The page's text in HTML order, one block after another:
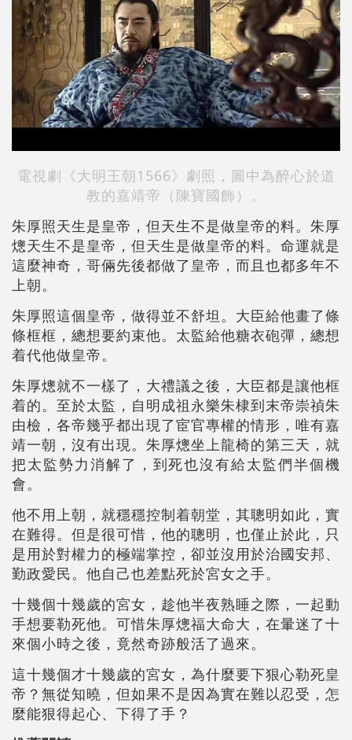
電視劇《大明王朝1566》劇照，圖中為醉心於道
教的嘉靖帝（陳寶國飾）。
朱厚照天生是皇帝，但天生不是做皇帝的料。朱厚
熜天生不是皇帝，但天生是做皇帝的料。命運就是
這麼神奇，哥倆先後都做了皇帝，而且也都多年不
上朝。
朱厚照這個皇帝，做得並不舒坦。大臣給他畫了條
條框框，總想要約束他。太監給他糖衣砲彈，總想
着代他做皇帝。
朱厚熜就不一樣了，大禮議之後，大臣都是讓他框
着的。至於太監，自明成祖永樂朱棣到末帝崇禎朱
由檢，各帝幾乎都出現了宦官專權的情形，唯有嘉
靖一朝，沒有出現。朱厚熜坐上龍椅的第三天，就
把太監勢力消解了，到死也沒有給太監們半個機
會。
他不用上朝，就穩穩控制着朝堂，其聰明如此，實
在難得。但是很可惜，他的聰明，也僅止於此，只
是用於對權力的極端掌控，卻並沒用於治國安邦、
勤政愛民。他自己也差點死於宮女之手。
十幾個十幾歲的宮女，趁他半夜熟睡之際，一起動
手想要勒死他。可惜朱厚熜福大命大，在暈迷了十
來個小時之後，竟然奇跡般活了過來。
這十幾個才十幾歲的宮女，為什麼要下狠心勒死皇
帝？無從知曉，但如果不是因為實在難以忍受，怎
麼能狠得起心、下得了手？